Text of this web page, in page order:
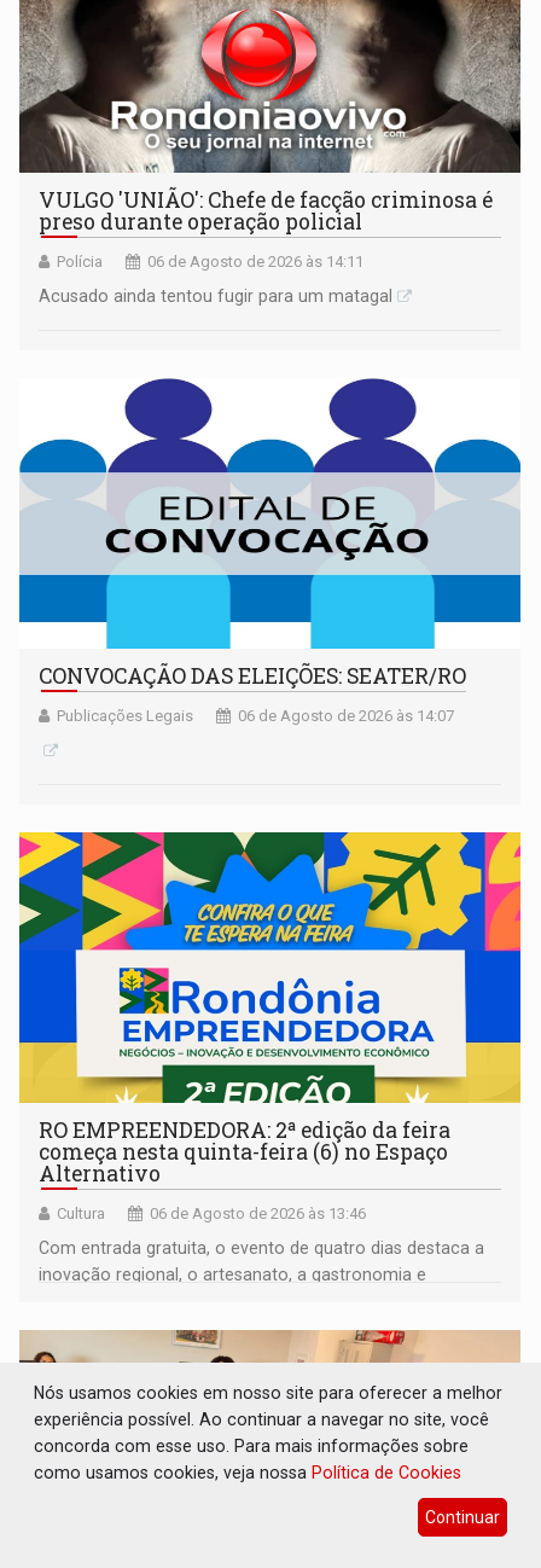
VULGO 'UNIÃO': Chefe de facção criminosa é
preso durante operação policial
Polícia 06 de Agosto de 2026 às 14:11
Acusado ainda tentou fugir para um matagal
CONVOCAÇÃO DAS ELEIÇÕES: SEATER/RO
Publicações Legais 06 de Agosto de 2026 às 14:07
RO EMPREENDEDORA: 2ª edição da feira
começa nesta quinta-feira (6) no Espaço
Alternativo
Cultura 06 de Agosto de 2026 às 13:46
Com entrada gratuita, o evento de quatro dias destaca a
inovação regional, o artesanato, a gastronomia e
Nós usamos cookies em nosso site para oferecer a melhor
experiência possível. Ao continuar a navegar no site, você
concorda com esse uso. Para mais informações sobre
como usamos cookies, veja nossa Política de Cookies
Continuar